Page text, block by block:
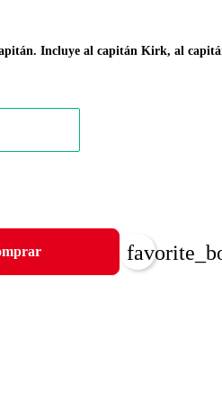
Incluye al capitán Kirk, al